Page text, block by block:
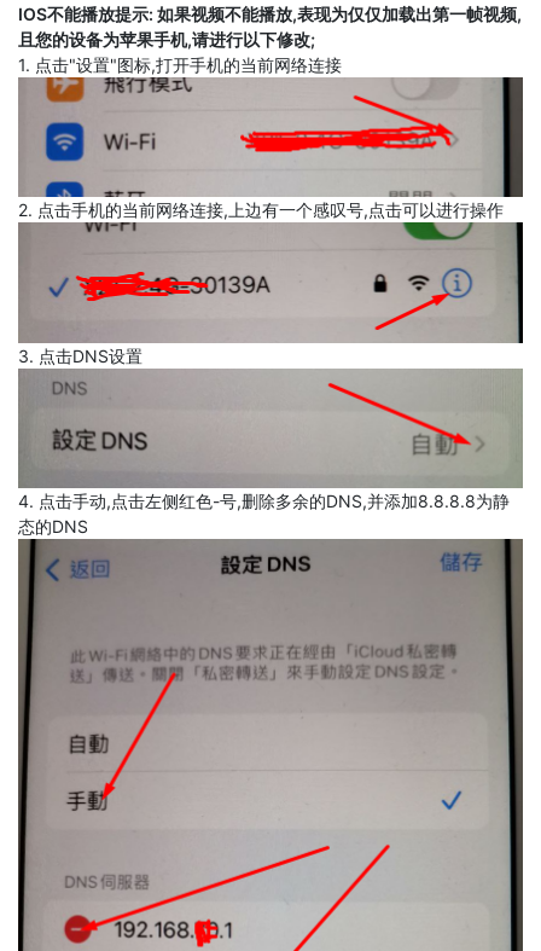
IOS不能播放提示: 如果视频不能播放,表现为仅仅加载出第一帧视频,
且您的设备为苹果手机,请进行以下修改;
1. 点击"设置"图标,打开手机的当前网络连接
2. 点击手机的当前网络连接,上边有一个感叹号,点击可以进行操作
3. 点击DNS设置
4. 点击手动,点击左侧红色-号,删除多余的DNS,并添加8.8.8.8为静
态的DNS